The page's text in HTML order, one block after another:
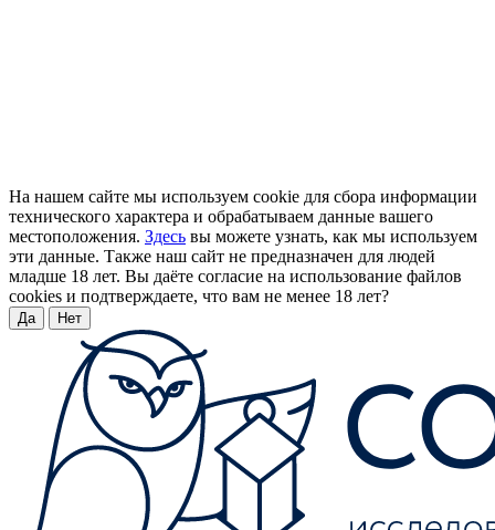
На нашем сайте мы используем cookie для сбора информации
технического характера и обрабатываем данные вашего
местоположения. Здесь вы можете узнать, как мы используем
эти данные. Также наш сайт не предназначен для людей
младше 18 лет. Вы даёте согласие на использование файлов
cookies и подтверждаете, что вам не менее 18 лет?
Да Нет